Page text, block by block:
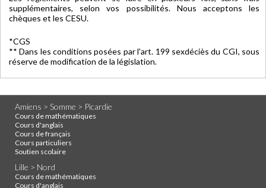
supplémentaires, selon vos possibilités. Nous acceptons les
chèques et les CESU.
*CGS
** Dans les conditions posées par l'art. 199 sexdéciès du CGI, sous
réserve de modification de la législation.
Amiens > Somme > Picardie
Cours de mathématiques
Cours d'anglais
Cours de français
Cours particuliers
Soutien scolaire
Lille > Nord
Cours de mathématiques
Cours d'anglais